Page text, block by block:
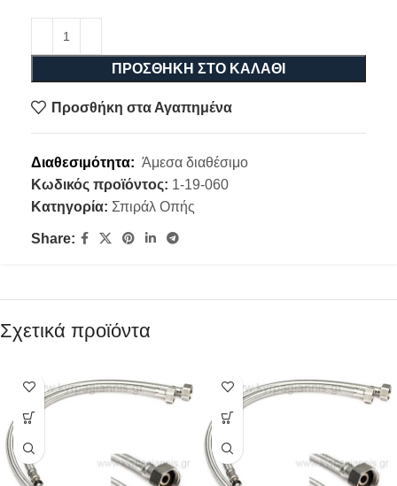
ΠΡΟΣΘΉΚΗ ΣΤΟ ΚΑΛΆΘΙ
Προσθήκη στα Αγαπημένα
Διαθεσιμότητα: Άμεσα διαθέσιμο
Κωδικός προϊόντος: 1-19-060
Κατηγορία: Σπιράλ Οπής
Share:
Σχετικά προϊόντα